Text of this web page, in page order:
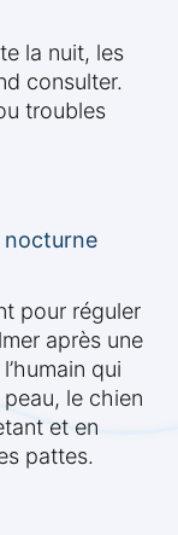
la nuit, les
consulter.
troubles
nocturne
pour réguler
après une
qui
le chien
et en
pattes.